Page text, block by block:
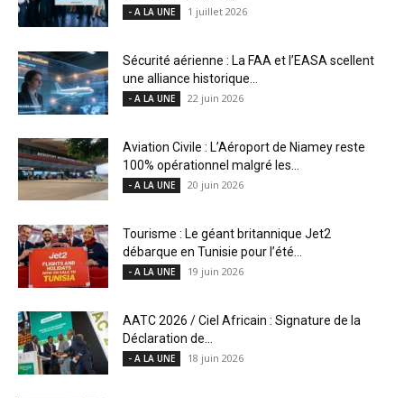
- A LA UNE 1 juillet 2026
Sécurité aérienne : La FAA et l’EASA scellent
une alliance historique...
- A LA UNE 22 juin 2026
Aviation Civile : L’Aéroport de Niamey reste
100% opérationnel malgré les...
- A LA UNE 20 juin 2026
Tourisme : Le géant britannique Jet2
débarque en Tunisie pour l’été...
- A LA UNE 19 juin 2026
AATC 2026 / Ciel Africain : Signature de la
Déclaration de...
- A LA UNE 18 juin 2026